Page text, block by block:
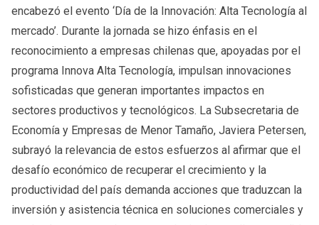
encabezó el evento ‘Día de la Innovación: Alta Tecnología al
mercado’. Durante la jornada se hizo énfasis en el
reconocimiento a empresas chilenas que, apoyadas por el
programa Innova Alta Tecnología, impulsan innovaciones
sofisticadas que generan importantes impactos en
sectores productivos y tecnológicos. La Subsecretaria de
Economía y Empresas de Menor Tamaño, Javiera Petersen,
subrayó la relevancia de estos esfuerzos al afirmar que el
desafío económico de recuperar el crecimiento y la
productividad del país demanda acciones que traduzcan la
inversión y asistencia técnica en soluciones comerciales y